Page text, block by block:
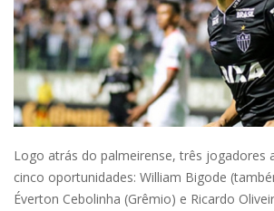
Logo atrás do palmeirense, três jogadores
cinco oportunidades: William Bigode
Éverton Cebolinha (Grêmio) e Ricardo